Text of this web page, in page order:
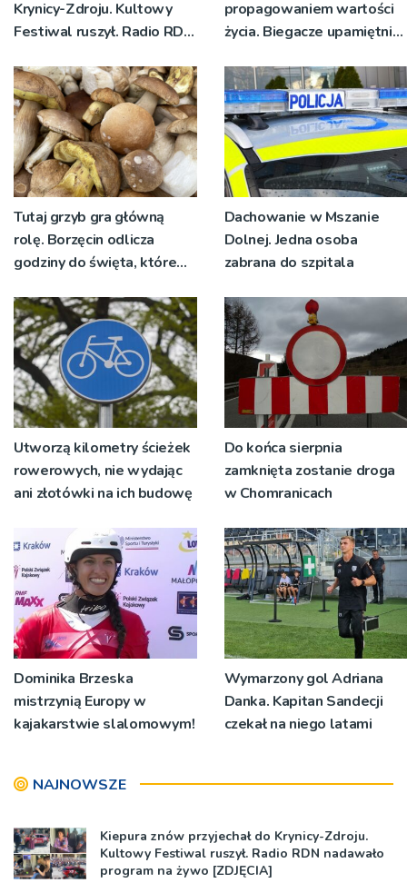
Krynicy-Zdroju. Kultowy
Festiwal ruszył. Radio RDN
żywo [ZDJĘCIA]
propagowaniem wartości
życia. Biegacze upamiętnili
Tutaj grzyb gra główną
rolę. Borzęcin odlicza
godziny do święta, które
pokoleń
Dachowanie w Mszanie
Dolnej. Jedna osoba
zabrana do szpitala
Utworzą kilometry ścieżek
rowerowych, nie wydając
ani złotówki na ich budowę
Do końca sierpnia
zamknięta zostanie droga
w Chomranicach
Dominika Brzeska
mistrzynią Europy w
kajakarstwie slalomowym!
Wymarzony gol Adriana
Danka. Kapitan Sandecji
czekał na niego latami
NAJNOWSZE
Kiepura znów przyjechał do Krynicy-Zdroju.
Kultowy Festiwal ruszył. Radio RDN nadawało
program na żywo [ZDJĘCIA]